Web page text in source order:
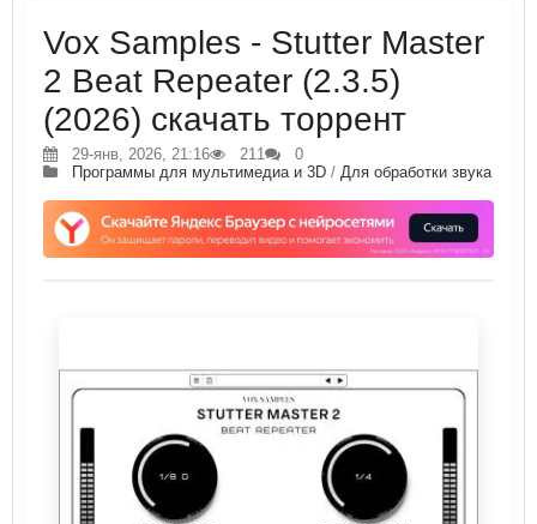
Vox Samples - Stutter Master
2 Beat Repeater (2.3.5)
(2026) скачать торрент
29-янв, 2026, 21:16 211
0
Программы для мультимедиа и 3D / Для обработки звука